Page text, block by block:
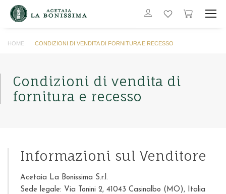
HOME CONDIZIONI DI VENDITA DI FORNITURA E RECESSO
Condizioni di vendita di
fornitura e recesso
Informazioni sul Venditore
Acetaia La Bonissima S.r.l.
Sede legale: Via Tonini 2, 41043 Casinalbo (MO), Italia